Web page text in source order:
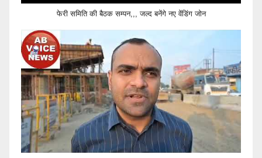
फेरी समिति की बैठक सम्पन,,, जल्द बनेंगे नए वेंडिंग जोन